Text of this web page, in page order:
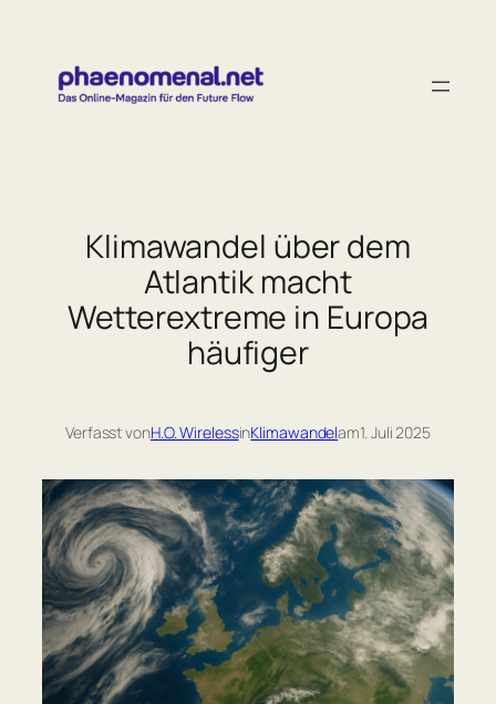
springen
Klimawandel über dem
Atlantik macht
Wetterextreme in Europa
häufiger
Verfasst vonH.O. WirelessinKlimawandelam1. Juli 2025